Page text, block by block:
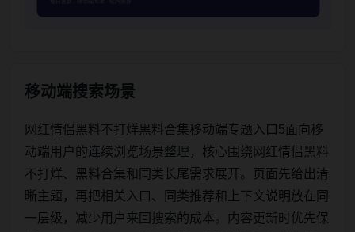
移动端搜索场景
网红情侣黑料不打烊黑料合集移动端专题入口5面向移
动端用户的连续浏览场景整理，核心围绕网红情侣黑料
不打烊、黑料合集和同类长尾需求展开。页面先给出清
晰主题，再把相关入口、同类推荐和上下文说明放在同
一层级，减少用户来回搜索的成本。内容更新时优先保